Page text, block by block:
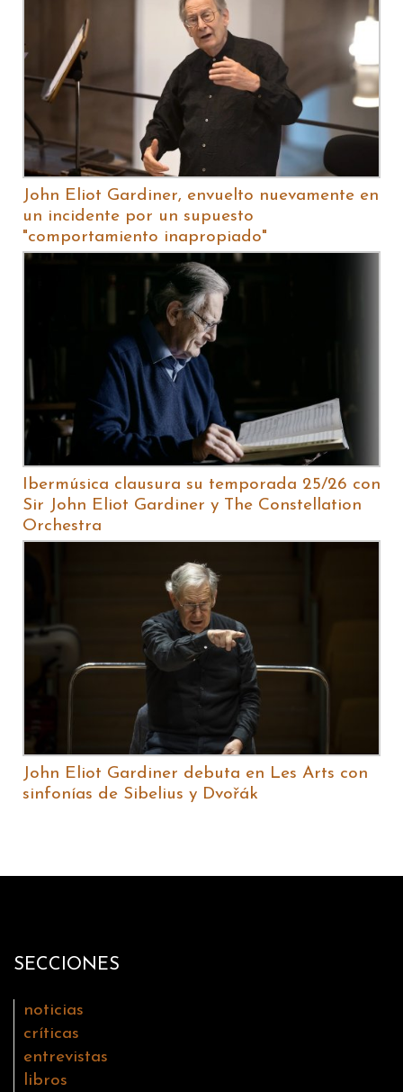
John Eliot Gardiner, envuelto nuevamente en
un incidente por un supuesto
"comportamiento inapropiado"
Ibermúsica clausura su temporada 25/26 con
Sir John Eliot Gardiner y The Constellation
Orchestra
John Eliot Gardiner debuta en Les Arts con
sinfonías de Sibelius y Dvořák
SECCIONES
noticias
críticas
entrevistas
libros